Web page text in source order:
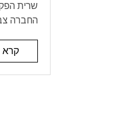
שרית
החברה
קרא